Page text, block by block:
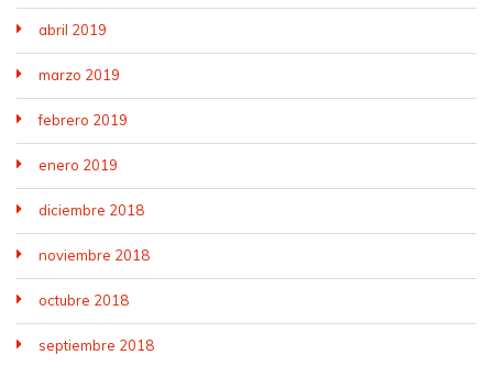
abril 2019
marzo 2019
febrero 2019
enero 2019
diciembre 2018
noviembre 2018
octubre 2018
septiembre 2018